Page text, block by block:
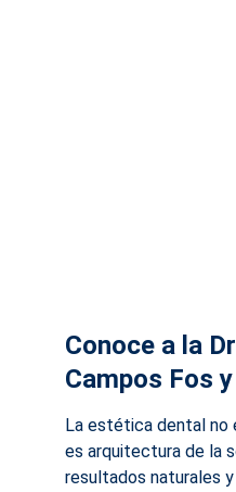
Conoce a la
Campos Fos
La estética dental no
es arquitectura de la
resultados naturales